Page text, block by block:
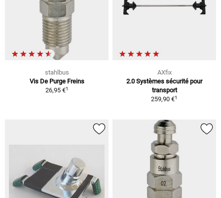
stahlbus
Vis De Purge Freins
26,95 €1
AXfix
2.0 Systèmes sécurité pour
transport
259,90 €1